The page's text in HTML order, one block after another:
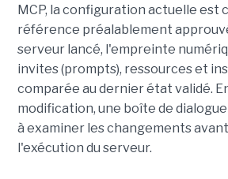
MCP, la configuration actuelle est
référence préalablement
serveur lancé, l'empreinte
invites (prompts), ressources et
comparée au dernier état validé.
modification, une boîte de
à examiner les changements
l'exécution du serveur.